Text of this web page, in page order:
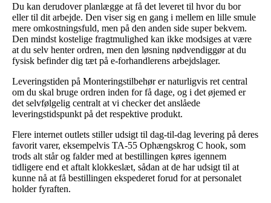
Du kan derudover planlægge at få det leveret til hvor du bor
eller til dit arbejde. Den viser sig en gang i mellem en lille smule
mere omkostningsfuld, men på den anden side super bekvem.
Den mindst kostelige fragtmulighed kan ikke modsiges at være
at du selv henter ordren, men den løsning nødvendiggør at du
fysisk befinder dig tæt på e-forhandlerens arbejdslager.
Leveringstiden på Monteringstilbehør er naturligvis ret central
om du skal bruge ordren inden for få dage, og i det øjemed er
det selvfølgelig centralt at vi checker det anslåede
leveringstidspunkt på det respektive produkt.
Flere internet outlets stiller udsigt til dag-til-dag levering på deres
favorit varer, eksempelvis TA-55 Ophængskrog C hook, som
trods alt står og falder med at bestillingen køres igennem
tidligere end et aftalt klokkeslæt, sådan at de har udsigt til at
kunne nå at få bestillingen ekspederet forud for at personalet
holder fyraften.